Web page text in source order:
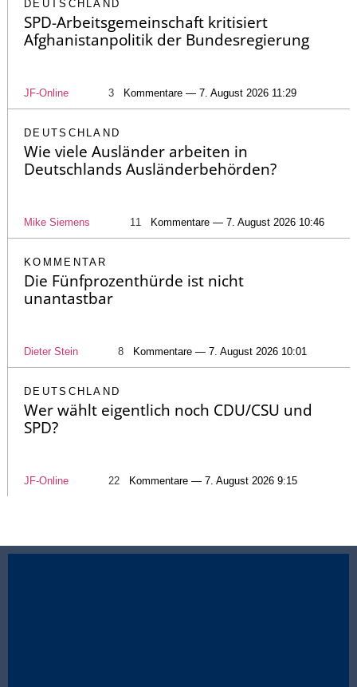
DEUTSCHLAND
SPD-Arbeitsgemeinschaft kritisiert
Afghanistanpolitik der Bundesregierung
JF-Online 3 Kommentare — 7. August 2026 11:29
DEUTSCHLAND
Wie viele Ausländer arbeiten in
Deutschlands Ausländerbehörden?
Mike Siemens 11 Kommentare — 7. August 2026 10:46
KOMMENTAR
Die Fünfprozenthürde ist nicht
unantastbar
Dieter Stein 8 Kommentare — 7. August 2026 10:01
DEUTSCHLAND
Wer wählt eigentlich noch CDU/CSU und
SPD?
JF-Online 22 Kommentare — 7. August 2026 9:15